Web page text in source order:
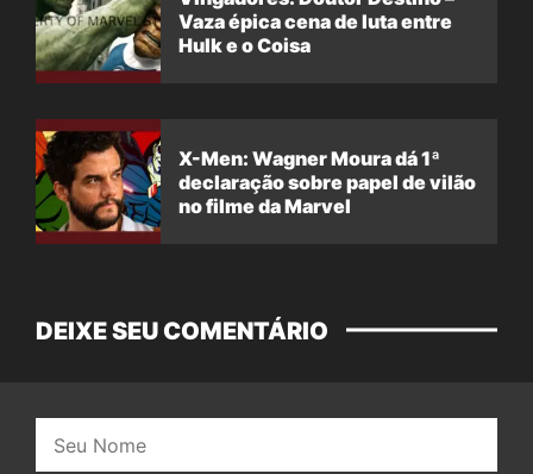
Vaza épica cena de luta entre
Hulk e o Coisa
X-Men: Wagner Moura dá 1ª
declaração sobre papel de vilão
no filme da Marvel
DEIXE SEU COMENTÁRIO